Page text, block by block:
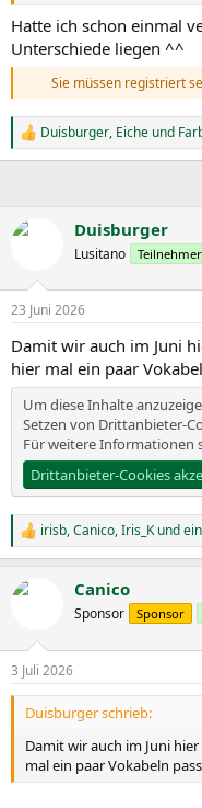
Hatte ich schon einmal
Unterschiede liegen ^^
Sie müssen registriert
R
e
i
n
:
Duisburger, Eiche und
Duisburger
Lusitano Teilnehmer
23 Juni 2026
Damit wir auch im Juni
hier mal ein paar
Um diese Inhalte
Setzen von Drittanbieter-
Für weitere Informationen
Drittanbieter-Cookies
R
e
k
e
n
irisb,Canico,Iris_Kund
Canico
Sponsor Sponsor
3 Juli 2026
Duisburger schrieb:
Damit wir auch im Juni
mal ein paar Vokabeln